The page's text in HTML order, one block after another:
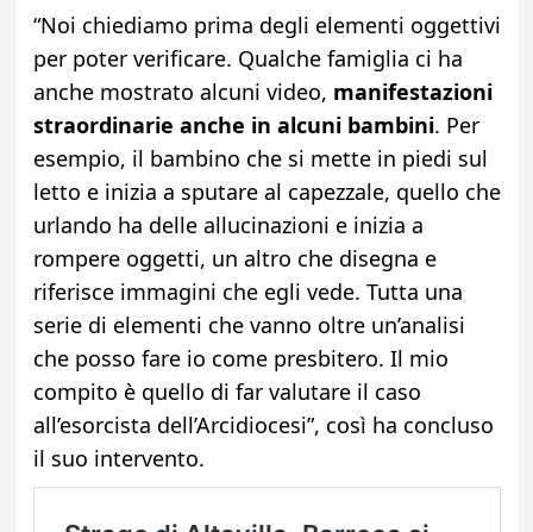
“Noi chiediamo prima degli elementi oggettivi
per poter verificare. Qualche famiglia ci ha
anche mostrato alcuni video, manifestazioni
straordinarie anche in alcuni bambini. Per
esempio, il bambino che si mette in piedi sul
letto e inizia a sputare al capezzale, quello che
urlando ha delle allucinazioni e inizia a
rompere oggetti, un altro che disegna e
riferisce immagini che egli vede. Tutta una
serie di elementi che vanno oltre un’analisi
che posso fare io come presbitero. Il mio
compito è quello di far valutare il caso
all’esorcista dell’Arcidiocesi”, così ha concluso
il suo intervento.